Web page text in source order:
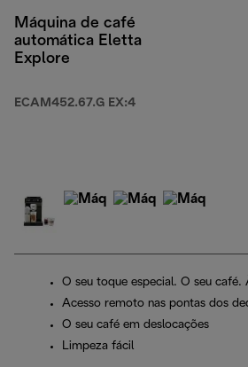
Máquina de café
automática Eletta
Explore
ECAM452.67.G EX:4
O seu toque especial. O seu café.
Acesso remoto nas pontas dos
O seu café em deslocações
Limpeza fácil